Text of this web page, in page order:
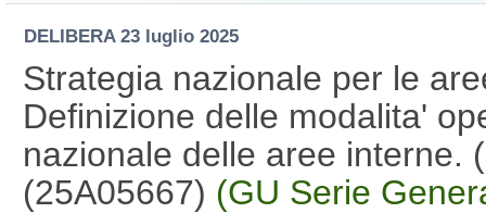
DELIBERA 23 luglio 2025
Strategia nazionale per le
Definizione delle modalita'
nazionale delle aree interne.
(25A05667) (GU Serie